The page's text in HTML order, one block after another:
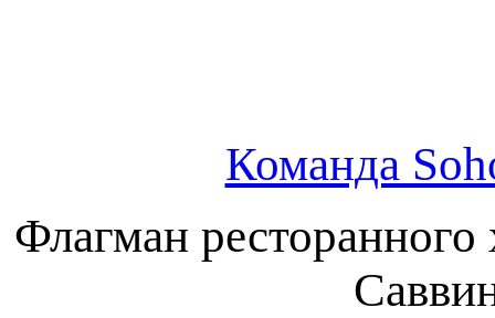
Команда
Флагман ресторанного